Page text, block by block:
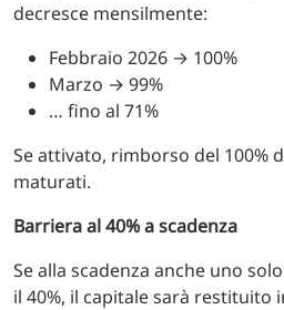
decresce mensilmente:
Febbraio 2026 → 100%
Marzo → 99%
… fino al 71%
Se attivato, rimborso del 100%
maturati.
Barriera al 40% a scadenza
Se alla scadenza anche uno
il 40%, il capitale sarà restituito